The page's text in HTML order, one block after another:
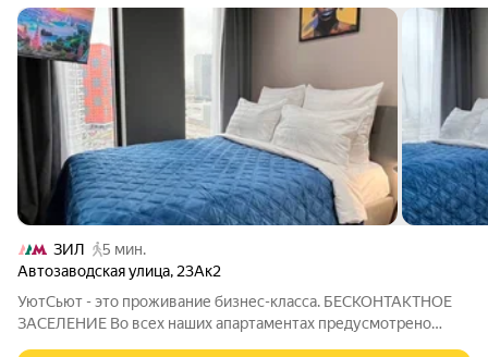
ЗИЛ
5 мин.
Автозаводская улица, 23Ак2
УютСьют - это проживание бизнес-класса. БЕСКОНТАКТНОЕ
ЗАСЕЛЕНИЕ Во всех наших апартаментах предусмотрено